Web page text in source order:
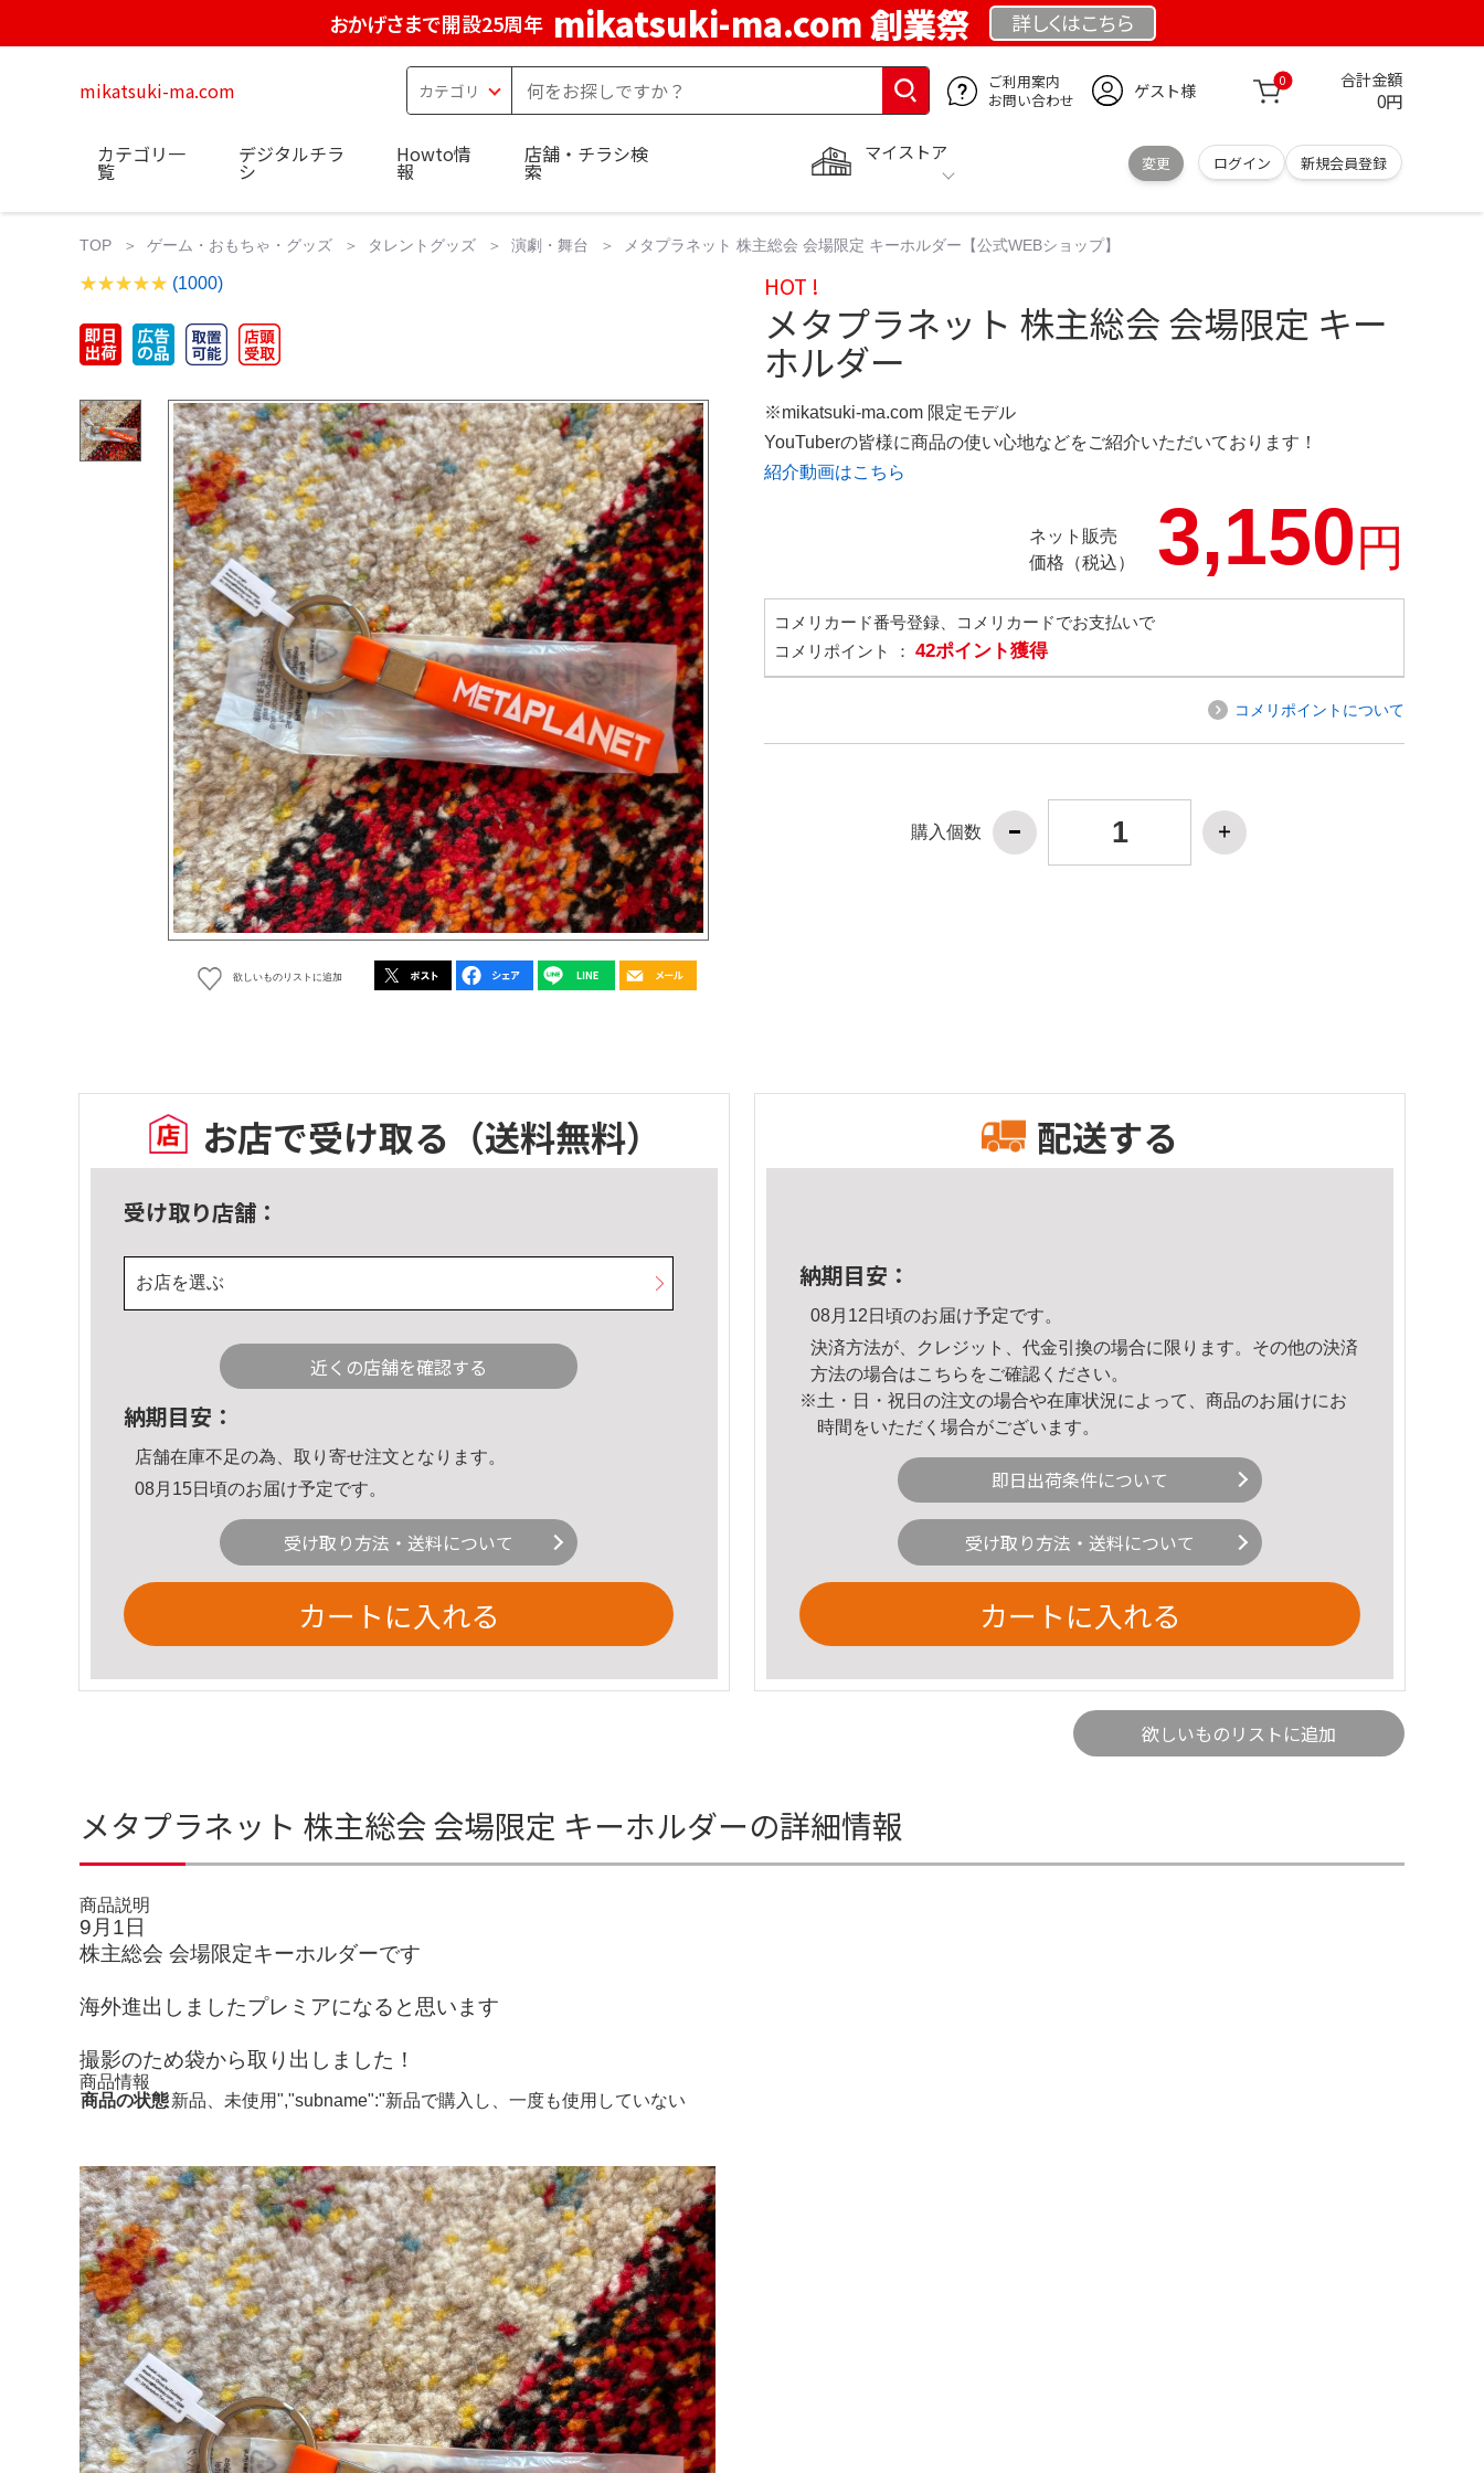
おかげさまで開設25周年 mikatsuki-ma.com 創業祭 詳しくはこちら
mikatsuki-ma.com
ご利用案内
お問い合わせ
ゲスト様 0 合計金額
0円
マイストア
変更 ログイン 新規会員登録
カテゴリ一
覧
デジタルチラ
シ
Howto情
報
店舗・チラシ検
索
TOP ゲーム・おもちゃ・グッズ タレントグッズ 演劇・舞台 メタプラネット 株主総会 会場限定 キーホルダー【公式WEBショップ】
(1000)
欲しいものリストに追加
HOT !
メタプラネット 株主総会 会場限定 キー
ホルダー
※mikatsuki-ma.com 限定モデル
YouTuberの皆様に商品の使い心地などをご紹介いただいております！
紹介動画はこちら
ネット販売
価格（税込）
3,150円
コメリカード番号登録、コメリカードでお支払いで
コメリポイント ： 42ポイント獲得
コメリポイントについて
購入個数
お店で受け取る （送料無料）
受け取り店舗：
お店を選ぶ
近くの店舗を確認する
納期目安：
店舗在庫不足の為、取り寄せ注文となります。
08月15日頃のお届け予定です。
受け取り方法・送料について
カートに入れる
配送する
納期目安：
08月12日頃のお届け予定です。
決済方法が、クレジット、代金引換の場合に限ります。その他の決済
方法の場合はこちら をご確認ください。
※土・日・祝日の注文の場合や在庫状況によって、商品のお届けにお
時間をいただく場合がございます。
即日出荷条件について
受け取り方法・送料について
カートに入れる
欲しいものリストに追加
メタプラネット 株主総会 会場限定 キーホルダーの詳細情報
商品説明
9月1日
株主総会 会場限定キーホルダーです
海外進出しましたプレミアになると思います
撮影のため袋から取り出しました！
商品情報
商品の状態新品、未使用","subname":"新品で購入し、一度も使用していない